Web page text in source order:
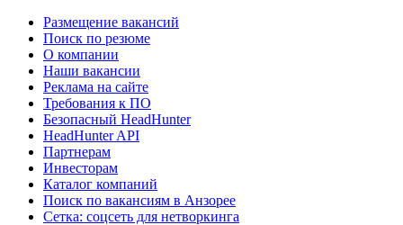
Размещение вакансий
Поиск по резюме
О компании
Наши вакансии
Реклама на сайте
Требования к ПО
Безопасный HeadHunter
HeadHunter API
Партнерам
Инвесторам
Каталог компаний
Поиск по вакансиям в Анзорее
Сетка: соцсеть для нетворкинга